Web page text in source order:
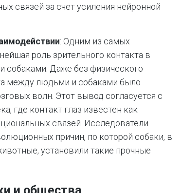
связей за счет усиления нейронной
: Одним из самых
роль зрительного контакта в
собаками. Даже без физического
между людьми и собаками было
волн. Этот вывод согласуется с
где контакт глаз известен как
связей. Исследователи
причин, по которой собаки, в
установили такие прочные